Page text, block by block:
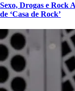
Sexo, Drogas e Rock
de ‘Casa de Rock’